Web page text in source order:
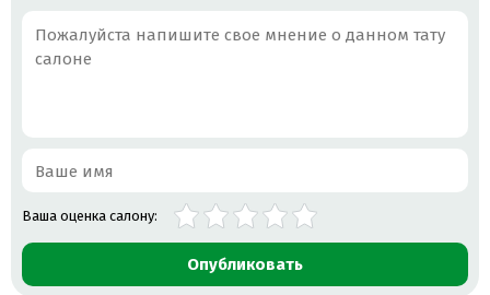
Ваша оценка салону:
Опубликовать